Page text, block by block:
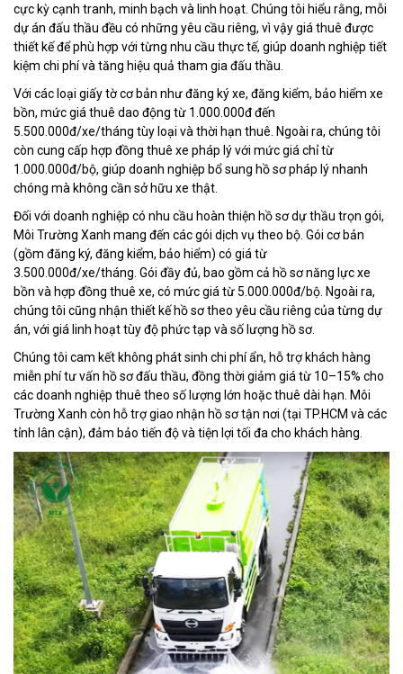
cực kỳ cạnh tranh, minh bạch và linh hoạt. Chúng tôi hiểu rằng, mỗi
dự án đấu thầu đều có những yêu cầu riêng, vì vậy giá thuê được
thiết kế để phù hợp với từng nhu cầu thực tế, giúp doanh nghiệp tiết
kiệm chi phí và tăng hiệu quả tham gia đấu thầu.
Với các loại giấy tờ cơ bản như đăng ký xe, đăng kiểm, bảo hiểm xe
bồn, mức giá thuê dao động từ 1.000.000đ đến
5.500.000đ/xe/tháng tùy loại và thời hạn thuê. Ngoài ra, chúng tôi
còn cung cấp hợp đồng thuê xe pháp lý với mức giá chỉ từ
1.000.000đ/bộ, giúp doanh nghiệp bổ sung hồ sơ pháp lý nhanh
chóng mà không cần sở hữu xe thật.
Đối với doanh nghiệp có nhu cầu hoàn thiện hồ sơ dự thầu trọn gói,
Môi Trường Xanh mang đến các gói dịch vụ theo bộ. Gói cơ bản
(gồm đăng ký, đăng kiểm, bảo hiểm) có giá từ
3.500.000đ/xe/tháng. Gói đầy đủ, bao gồm cả hồ sơ năng lực xe
bồn và hợp đồng thuê xe, có mức giá từ 5.000.000đ/bộ. Ngoài ra,
chúng tôi cũng nhận thiết kế hồ sơ theo yêu cầu riêng của từng dự
án, với giá linh hoạt tùy độ phức tạp và số lượng hồ sơ.
Chúng tôi cam kết không phát sinh chi phí ẩn, hỗ trợ khách hàng
miễn phí tư vấn hồ sơ đấu thầu, đồng thời giảm giá từ 10–15% cho
các doanh nghiệp thuê theo số lượng lớn hoặc thuê dài hạn. Môi
Trường Xanh còn hỗ trợ giao nhận hồ sơ tận nơi (tại TP.HCM và các
tỉnh lân cận), đảm bảo tiến độ và tiện lợi tối đa cho khách hàng.